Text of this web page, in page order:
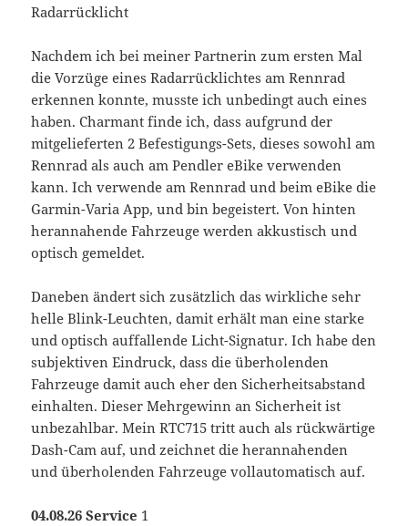
Radarrücklicht
Nachdem ich bei meiner Partnerin zum ersten Mal
die Vorzüge eines Radarrücklichtes am Rennrad
erkennen konnte, musste ich unbedingt auch eines
haben. Charmant finde ich, dass aufgrund der
mitgelieferten 2 Befestigungs-Sets, dieses sowohl am
Rennrad als auch am Pendler eBike verwenden
kann. Ich verwende am Rennrad und beim eBike die
Garmin-Varia App, und bin begeistert. Von hinten
herannahende Fahrzeuge werden akkustisch und
optisch gemeldet.
Daneben ändert sich zusätzlich das wirkliche sehr
helle Blink-Leuchten, damit erhält man eine starke
und optisch auffallende Licht-Signatur. Ich habe den
subjektiven Eindruck, dass die überholenden
Fahrzeuge damit auch eher den Sicherheitsabstand
einhalten. Dieser Mehrgewinn an Sicherheit ist
unbezahlbar. Mein RTC715 tritt auch als rückwärtige
Dash-Cam auf, und zeichnet die herannahenden
und überholenden Fahrzeuge vollautomatisch auf.
04.08.26 Service 1